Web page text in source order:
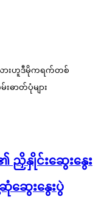
လားဟူဒီမိုကရက်တစ်
ဓာတ်ပုံများ
၏ ညှိနှိုင်းဆွေးနွေး
ေးနွေးပွဲ